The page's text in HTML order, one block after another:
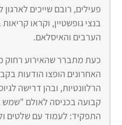
פעילים, רובם שייכים
בנצי גופשטיין, וקראו קריאות
הערבים והאיסלאם.
כעת מתברר שהאירוע רחוק
האחרונים הופצו הודעות
הרלוונטיות, ובהן דרישה
קבועה בכניסה לאולם "שמש
התפקיד: לעמוד עם שלטים